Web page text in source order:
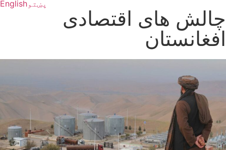
پښتوEnglish
چالش های اقتصادی
افغانستان